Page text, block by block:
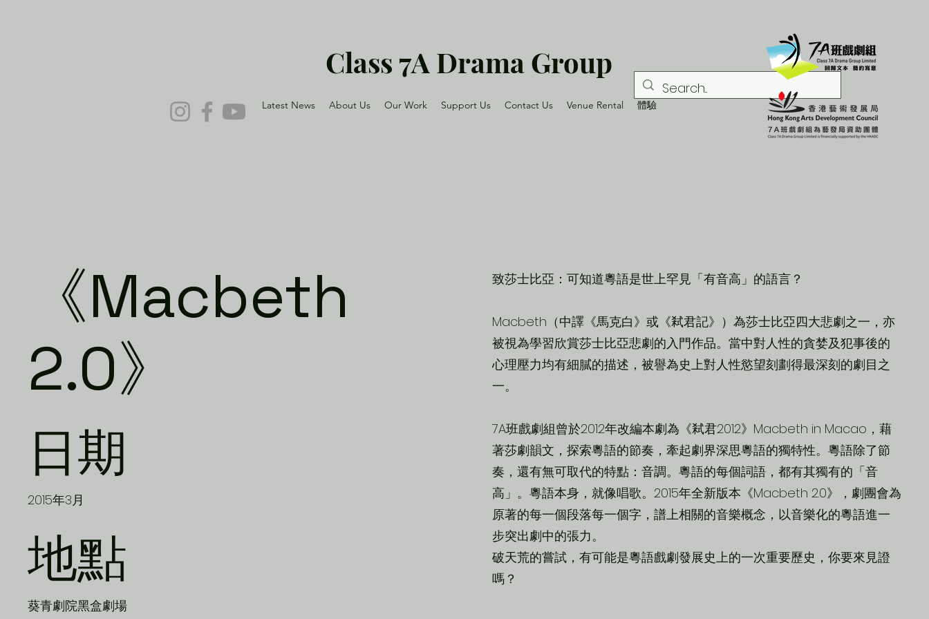
Class 7A Drama Group
Latest News About Us Our Work Support Us Contact Us Venue Rental 體驗
《Macbeth
2.0》
日期
2015年3月
地點
葵青劇院黑盒劇場
致莎士比亞：可知道粵語是世上罕見「有音高」的語言？
Macbeth（中譯《馬克白》或《弒君記》）為莎士比亞四大悲劇之一，亦
被視為學習欣賞莎士比亞悲劇的入門作品。當中對人性的貪婪及犯事後的
心理壓力均有細膩的描述，被譽為史上對人性慾望刻劃得最深刻的劇目之
一。
7A班戲劇組曾於2012年改編本劇為《弒君2012》Macbeth in Macao，藉
著莎劇韻文，探索粵語的節奏，牽起劇界深思粵語的獨特性。粵語除了節
奏，還有無可取代的特點：音調。粵語的每個詞語，都有其獨有的「音
高」。粵語本身，就像唱歌。2015年全新版本《Macbeth 2.0》，劇團會為
原著的每一個段落每一個字，譜上相關的音樂概念，以音樂化的粵語進一
步突出劇中的張力。
破天荒的嘗試，有可能是粵語戲劇發展史上的一次重要歷史，你要來見證
嗎？